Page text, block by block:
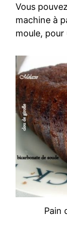
Vous
machine à
moule, pour
Pain